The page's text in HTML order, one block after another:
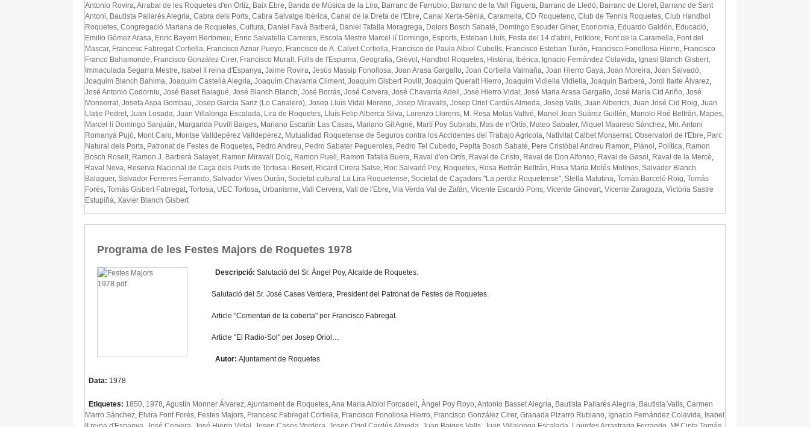
Antonio Rovira,Arrabal de les Roquetes d'en Ortíz, Baix Ebre, Banda de Música de la Lira, Barranc de Farrubio, Barranc de la Vall Figuera, Barranc de Lledó, Barranc de Lloret, Barranc de Sant
Antoni, Bautista Pallarés Alegria, Cabra dels Ports, Cabra Salvatge Ibèrica, Canal de la Dreta de l'Ebre, Canal Xerta-Sènia, Caramella, CD Roquetenc, Club de Tennis Roquetes, Club Handbol
Roquetes, Congregació Mariana de Roquetes, Cultura, Daniel Favà Barberà, Daniel Tafalla Moragrega, Dolors Bosch Sabaté, Domingo Escuder Giner, Economia, Eduardo Galdón, Educació,
Emilio Gómez Arasa, Enric Bayerri Bertomeu, Enric Salvatella Carreres, Escola Mestre Marcel·lí Domingo, Esports, Esteban Lluís, Festa del 14 d'abril , Folklore, Font de la Caramella, Font del
Mascar, Francesc Fabregat Cortiella, Francisco Aznar Pueyo, Francisco de A. Calvet Cortiella, Francisco de Paula Albiol Cubells, Francisco Esteban Turón, Francisco Fonollosa Hierro, Francisco
Franco Bahamonde​​, Francisco González Cirer, Francisco Murall , Fulls de l'Espurna, Geografia, Grèvol , Handbol Roquetes, Història, Ibérica, Ignacio Fernández Colavida, Ignasi Blanch Gisbert,
Immaculada Segarra Mestre, Isabel II reina d'Espanya, Jaime Rovira, Jesús Massip Fonollosa, Joan Arasa Gargallo, Joan Cortiella Valmaña, Joan Hierro Gaya, Joan Moreira, Joan Salvadó,
Joaquim Blanch Bahima, Joaquim Castellà Alegria, Joaquim Chavarria Climent, Joaquim Gisbert Povill , Joaquim Queralt Hierro, Joaquim Vidiella Vidiella, Joaquín Barberà, Jordi Itarte Àlvarez,
José Antonio Codorniu, José Baset Balagué, José Blanch Blanch, José Borrás, José Cervera, José Chavarría Adell , José Hierro Vidal , José Maria Arasa Gargallo, José María Cid Ariño, José
Monserrat, Josefa Aspa Gombau, Josep Garcia Sanz (Lo Canalero), Josep Lluís Vidal Moreno, Josep Miravalls, Josep Oriol Cardús Almeda, Josep Valls, Juan Alberich, Juan José Cid Roig, Juan
Llatje Pedret, Juan Losada, Juan Villalonga Escalada, Lira de Roquetes, Lluís Felip Alberca Silva, Lorenzo Llorens, M. Rosa Molas Vallvé, Manel Joan Suárez Guillén, Manolo Roé Beltrán, Mapes,
Marcel·lí Domingo Sanjuán, Margarida Puvill Baiges, Mariano Escartín Las Casas, Mariano Gil Agné, Martí Poy Subirats, Mas de n'Ortís, Mateo Sabater, Miquel Maureso Sànchez, Mn. Antoni
Romanyà Pujó, Mont Caro, Montse Valldepérez Valldepérez, Mutualidad Roquetense de Seguros contra los Accidentes del Trabajo Agrícola, Nativitat Calbet Monserrat, Observatori de l'Ebre, Parc
Natural dels Ports, Patronat de Festes de Roquetes, Pedro Andreu, Pedro Sabater Pegueroles, Pedro Tel Cubedo, Pepita Bosch Sabaté, Pere Cristóbal Andreu Ramon, Plànol , Política, Ramon
Bosch Rosell , Ramon J. Barberà Salayet, Ramon Miravall Dolç, Ramon Puell , Ramon Tafalla Buera, Raval d'en Ortís, Raval de Cristo, Raval de Don Alfonso, Raval de Gasol , Raval de la Mercè,
Raval Nova, Reserva Nacional de Caça dels Ports de Tortosa i Beseit, Ricard Cirera Salse, Roc Salvadó Poy, Roquetes, Rosa Beltrán Beltrán, Rosa Maria Molés Molinos, Salvador Blanch
Balaguer, Salvador Ferreres Ferrando, Salvador Vives Durán, Societat cultural La Lira Roquetense, Societat de Caçadors "La perdiz Roquetense", Stella Matutina, Tomàs Barceló Roig, Tomás
Forés, Tomás Gisbert Fabregat, Tortosa, UEC Tortosa, Urbanisme, Vall Cervera, Vall de l'Ebre, Via Verda Val de Zafán, Vicente Escardó Pons, Vicente Ginovart, Vicente Zaragoza, Victòria Sastre
Estupiñá, Xavier Blanch Gisbert
Programa de les Festes Majors de Roquetes 1978
Descripció: Salutació del Sr. Àngel Poy, Alcalde de Roquetes.
Salutació del Sr. José Cases Verdera, President del Patronat de Festes de Roquetes.
Article "Comentari de la coberta" per Francisco Fabregat.
Article "El Radio-Sol" per Josep Oriol…
Autor: Ajuntament de Roquetes
Data: 1978
Etiquetes: 1850, 1978,Agustín Monner Álvarez,Ajuntament de Roquetes,Ana Maria Albiol Forcadell , Àngel Poy Royo,Antonio Basset Alegria, Bautista Pallarés Alegria, Bautista Valls, Carmen
Marro Sánchez, Elvira Font Forés, Festes Majors, Francesc Fabregat Cortiella, Francisco Fonollosa Hierro, Francisco González Cirer, Granada Pizarro Rubiano, Ignacio Fernández Colavida, Isabel